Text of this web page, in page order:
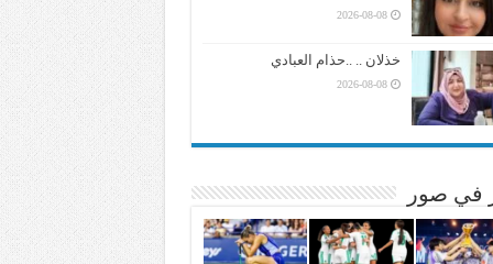
2026-08-08
خذلان .. ..حذام العبادي
2026-08-08
في صور